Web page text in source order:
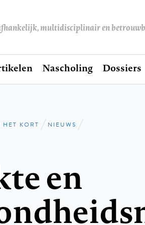
multidisciplinair en
Nascholing Dossiers
HET KORT NIEUWS
en